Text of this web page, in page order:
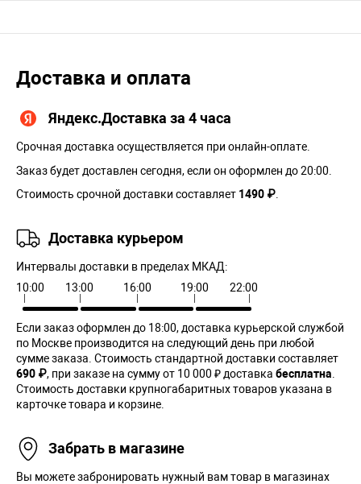
Доставка и оплата
Яндекс.Доставка за 4 часа
Срочная доставка осуществляется при онлайн-оплате.
Заказ будет доставлен сегодня, если он оформлен до 20:00.
Стоимость срочной доставки составляет 1490 ₽
Доставка курьером
Интервалы доставки в пределах МКАД:
10:00
13:00 16:00 19:00 22:00
Если заказ оформлен до 18:00, доставка курьерской службой
по Москве производится на следующий день при любой
сумме заказа. Cтоимость стандартной доставки составляет
690 ₽, при заказе на сумму от 10 000 ₽ доставка бесплатна
Стоимость доставки крупногабаритных товаров указана в
карточке товара и корзине.
Забрать в магазине
Вы можете забронировать нужный вам товар в магазинах